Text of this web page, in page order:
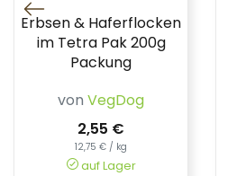
Erbsen & Haferflocken
im Tetra Pak 200g
Packung
von VegDog
2,55 €
12,75 € / kg
auf Lager